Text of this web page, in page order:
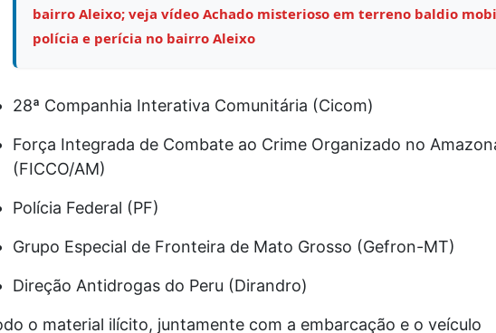
bairro Aleixo; veja vídeo Achado misterioso em terreno baldio
polícia e perícia no bairro Aleixo
28ª Companhia Interativa Comunitária (Cicom)
Força Integrada de Combate ao Crime Organizado no
(FICCO/AM)
Polícia Federal (PF)
Grupo Especial de Fronteira de Mato Grosso (Gefron-MT)
Direção Antidrogas do Peru (Dirandro)
o material ilícito, juntamente com a embarcação e o veículo